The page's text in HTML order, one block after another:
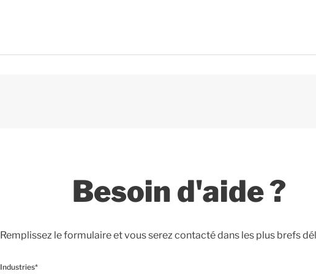
Besoin d'aide ?
Remplissez le formulaire et vous serez contacté dans les plus brefs
Industries*